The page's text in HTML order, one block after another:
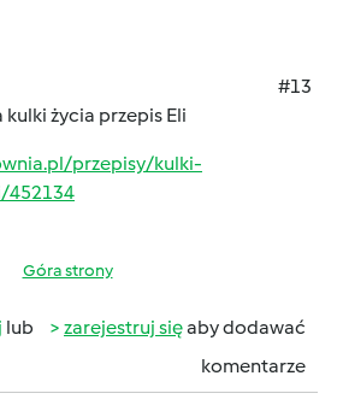
#13
życia przepis Eli
przepisy/kulki-
452134
Góra strony
lub zarejestruj sięaby dodawać
komentarze